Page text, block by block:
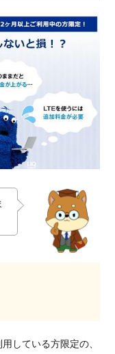
用している方限定の、